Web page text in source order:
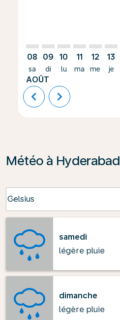
08
sa
AOÛT
09
di
10
lu
11
ma
12
me
13
je
chevron_left chevron_right
Météo à Hyderabad
Celsius
keyboard_arrow_down
samedi
légère pluie
dimanche
légère pluie